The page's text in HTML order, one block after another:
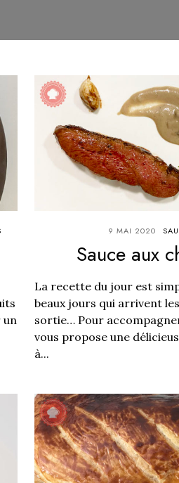
un
9 MAI 2020
Sauce aux
La recette du jour est
beaux jours qui arrivent
sortie… Pour
vous propose une
à...